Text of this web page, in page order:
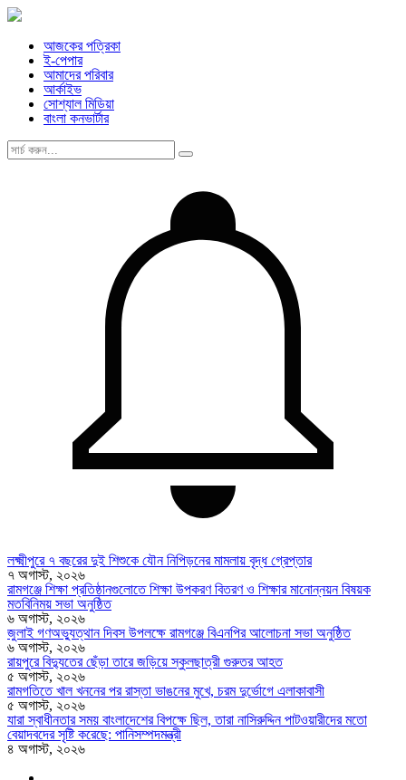
আজকের পত্রিকা
ই-পেপার
আমাদের পরিবার
আর্কাইভ
সোশ্যাল মিডিয়া
বাংলা কনভার্টার
লক্ষ্মীপুরে ৭ বছরের দুই শিশুকে যৌন নিপিড়নের মামলায় বৃদ্ধ গ্রেপ্তার
৭ অগাস্ট, ২০২৬
রামগঞ্জে শিক্ষা প্রতিষ্ঠানগুলোতে শিক্ষা উপকরণ বিতরণ ও শিক্ষার মানোন্নয়ন বিষয়ক
মতবিনিময় সভা অনুষ্ঠিত
৬ অগাস্ট, ২০২৬
জুলাই গণঅভ্যুত্থান দিবস উপলক্ষে রামগঞ্জে বিএনপির আলোচনা সভা অনুষ্ঠিত
৬ অগাস্ট, ২০২৬
রায়পুরে বিদ্যুতের ছেঁড়া তারে জড়িয়ে স্কুলছাত্রী গুরুতর আহত
৫ অগাস্ট, ২০২৬
রামগতিতে খাল খননের পর রাস্তা ভাঙনের মুখে, চরম দুর্ভোগে এলাকাবাসী
৫ অগাস্ট, ২০২৬
যারা স্বাধীনতার সময় বাংলাদেশের বিপক্ষে ছিল, তারা নাসিরুদ্দিন পাটওয়ারীদের মতো
বেয়াদবদের সৃষ্টি করেছে: পানিসম্পদমন্ত্রী
৪ অগাস্ট, ২০২৬